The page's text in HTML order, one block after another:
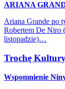
ARIANA
Ariana Grande po
Robertem De Niro
listopadzie)…
Trochę
Wspomnienie